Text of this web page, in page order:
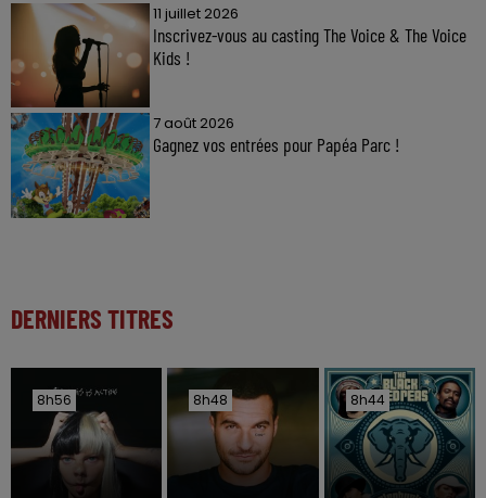
11 juillet 2026
Inscrivez-vous au casting The Voice & The Voice
Kids !
7 août 2026
Gagnez vos entrées pour Papéa Parc !
DERNIERS TITRES
8h56
8h56 8h48
8h48 8h44
8h44